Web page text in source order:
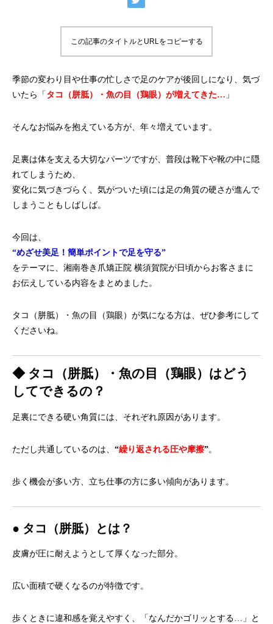
この記事のタイトルとURLをコピーする
季節の変わり目や仕事の忙しさで足のケアが後回しになり、 気づ
いたら「 タコ（胼胝）・魚の目（鶏眼）が増えてきた… 」
そんなお悩みを抱えている方が、年々増えています。
足裏は体を支える大切なパーツですが、 普段は靴下や靴の中に隠
れてしまうため、
変化に気づきづらく、 気がついた頃には足の角質の硬さが進んで
しまうこともしばしば。
今回は、
“めざせ美足！簡単ポイントで足を守る”
をテーマに、湘南巻き爪矯正院 横須賀院が日頃からお客さまに
お伝えしている内容をまとめました。
タコ（胼胝）・魚の目（鶏眼）が気になる方は、 ぜひ参考にして
くださいね。
◆ タコ（胼胝）・魚の目（鶏眼）はどう
してできるの？
足裏にできる硬い角質には、それぞれ原因があります。
ただし共通しているのは、 “繰り返される圧や摩擦”。
歩く機会が多い方、立ち仕事の方に多い傾向があります。
● タコ（胼胝）とは？
皮膚が圧に耐えようとして厚くなった部分。
広い面積で硬くなるのが特徴です。
歩くときに違和感を覚えやすく、「なんだかゴリッとする…」
と